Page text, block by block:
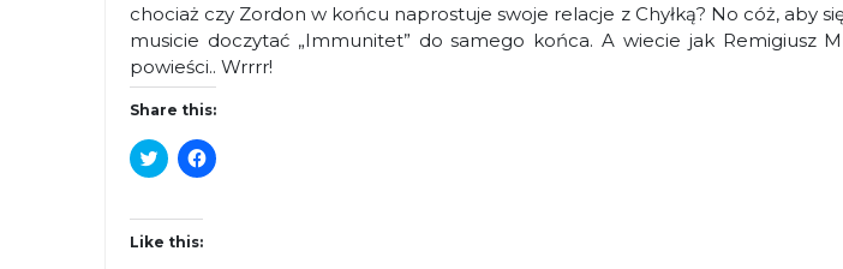
chociaż czy Zordon w końcu naprostuje swoje relacje z Chyłką? No cóż, aby
musicie doczytać „Immunitet” do samego końca. A wiecie jak Remigiusz
powieści.. Wrrrr!
Share this:
C
l
k
o
C
l
Like this: